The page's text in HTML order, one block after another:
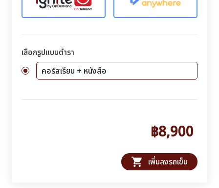
เลือกรูปแบบตำรา
คอร์สเรียน + หนังสือ
฿8,900
shopping_cart เพิ่มลงรถเข็น